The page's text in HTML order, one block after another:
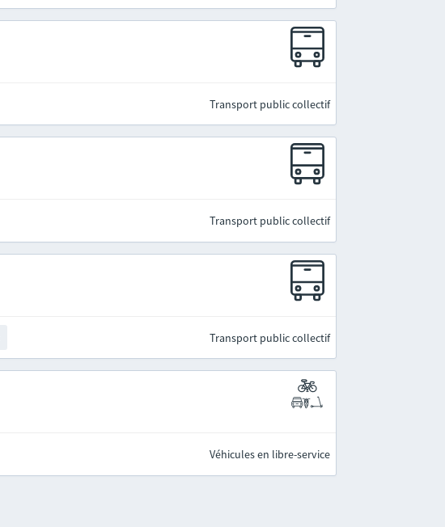
Transport public collectif
Transport public collectif
Transport public collectif
Véhicules en libre-service